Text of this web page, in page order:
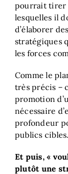
pourrait tirer
lesquelles il
d’élaborer
stratégiques
les forces
Comme le
très précis –
promotion
nécessaire
profondeur
publics cibles.
Et puis, «
plutôt une